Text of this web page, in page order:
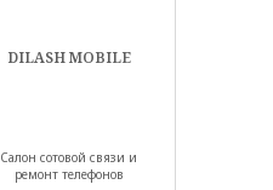
DILASH MOBILE
Салон сотовой связи и
ремонт телефонов